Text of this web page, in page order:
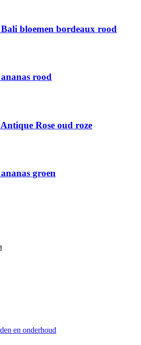
bloemen bordeaux rood
rood
Rose oud roze
groen
en onderhoud